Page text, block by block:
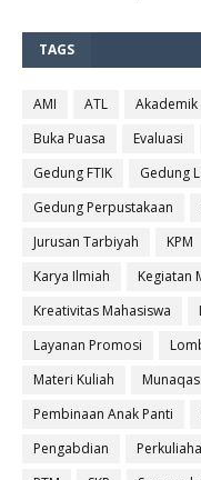
TAGS
AMI ATL Akademik
Buka Puasa
Evaluasi
Gedung FTIK
Gedung
Gedung Perpustakaan
Jurusan Tarbiyah
KPM
Karya Ilmiah
Kegiatan
Kreativitas Mahasiswa
Layanan Promosi
Materi Kuliah
Pembinaan Anak Panti
Pengabdian